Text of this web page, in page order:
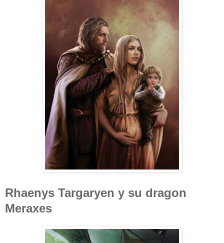
Rhaenys Targaryen y su dragon
Meraxes